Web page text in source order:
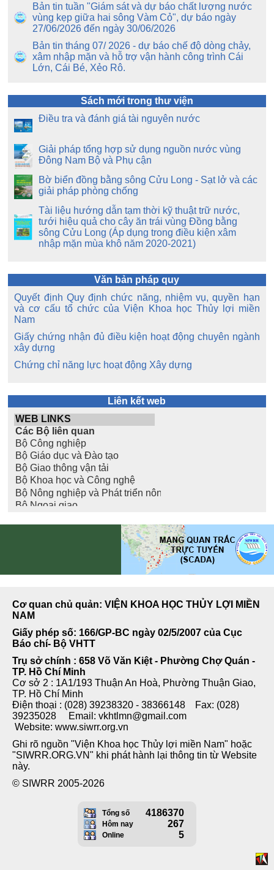
Bản tin tuần "Giám sát và dự báo chất lượng nước
vùng kẹp giữa hai sông Vàm Cỏ", dự báo ngày
27/06/2026 đến ngày 30/06/2026
Bản tin tháng 07/ 2026 - dự báo chế độ dòng chảy,
xâm nhập mặn và hỗ trợ vận hành công trình Cái
Lớn, Cái Bé, Xẻo Rô.
Sách mới trong thư viện
Điều tra và đánh giá tài nguyên nước
Giải pháp tổng hợp sử dụng nguồn nước vùng
Đông Nam Bộ và Phụ cận
Bờ biển đồng bằng sông Cửu Long - Sạt lở và các
giải pháp phòng chống
Tài liệu hướng dẫn tạm thời kỹ thuật trữ nước,
tưới hiệu quả cho cây ăn trái vùng Đồng bằng
sông Cửu Long (Áp dụng trong điều kiện xâm
nhập mặn mùa khô năm 2020-2021)
Văn bản pháp quy
Quyết định Quy định chức năng, nhiệm vụ, quyền hạn
và cơ cấu tổ chức của Viện Khoa học Thủy lợi miền
Nam
Giấy chứng nhận đủ điều kiện hoạt động chuyên ngành
xây dựng
Chứng chỉ năng lực hoạt động Xây dựng
Liên kết web
Cơ quan chủ quản: VIỆN KHOA HỌC THỦY LỢI MIỀN
NAM
Giấy phép số: 166/GP-BC ngày 02/5/2007 của Cục
Báo chí- Bộ VHTT
Trụ sở chính : 658 Võ Văn Kiệt - Phường Chợ Quán -
TP. Hồ Chí Minh
Cơ sở 2 : 1A1/193 Thuận An Hoà, Phường Thuận Giao,
TP. Hồ Chí Minh
Điện thoại : (028) 39238320 - 38366148 Fax: (028)
39235028 Email: vkhtlmn@gmail.com
Website: www.siwrr.org.vn
Ghi rõ nguồn "Viện Khoa học Thủy lợi miền Nam" hoặc
"SIWRR.ORG.VN" khi phát hành lại thông tin từ Website
này.
© SIWRR 2005-2026
Tổng số 4186370
Hôm nay 267
Online 5